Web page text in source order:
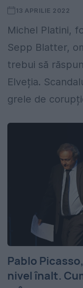
13 APRILIE 2022
Michel Platini,
Sepp Blatter,
trebui să
Elveția.
grele de
Pablo
nivel înalt.